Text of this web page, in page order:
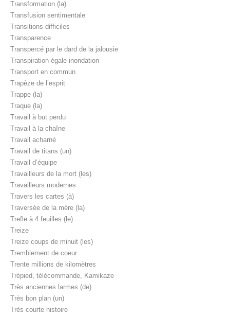
Transformation (la)
Transfusion sentimentale
Transitions difficiles
Transparence
Transpercé par le dard de la jalousie
Transpiration égale inondation
Transport en commun
Trapèze de l’esprit
Trappe (la)
Traque (la)
Travail à but perdu
Travail à la chaîne
Travail acharné
Travail de titans (un)
Travail d’équipe
Travailleurs de la mort (les)
Travailleurs modernes
Travers les cartes (à)
Traversée de la mère (la)
Trefle à 4 feuilles (le)
Treize
Treize coups de minuit (les)
Tremblement de coeur
Trente millions de kilomètres
Trépied, télécommande, Kamikaze
Très anciennes larmes (de)
Très bon plan (un)
Très courte histoire